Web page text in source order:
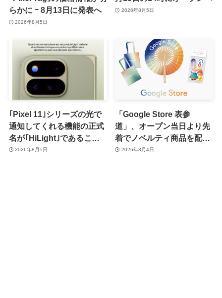
らかに ｰ 8月13日に発表へ
2026年8月5日
2026年8月5日
｢Pixel 11｣シリーズの光で
通知してくれる機能の正式
名が｢HiLight｣であること
が確認される
2026年8月5日
「Google Store 表参
道」、オープン当日より先
着でノベルティ商品を配布
へ2026年8月4日